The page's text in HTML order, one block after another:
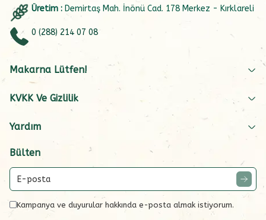
Üretim : Demirtaş Mah. İnönü Cad. 178 Merkez - Kırklareli
0 (288) 214 07 08
Makarna Lütfen!
KVKK Ve Gizlilik
Yardım
Bülten
Kampanya ve duyurular hakkında e-posta almak istiyorum.